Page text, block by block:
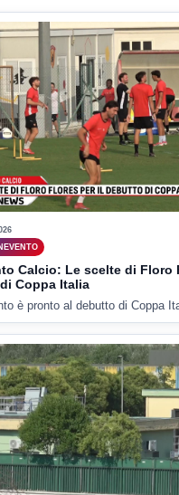
Calcio: Le scelte di Floro
Coppa Italia
è pronto al debutto di Coppa